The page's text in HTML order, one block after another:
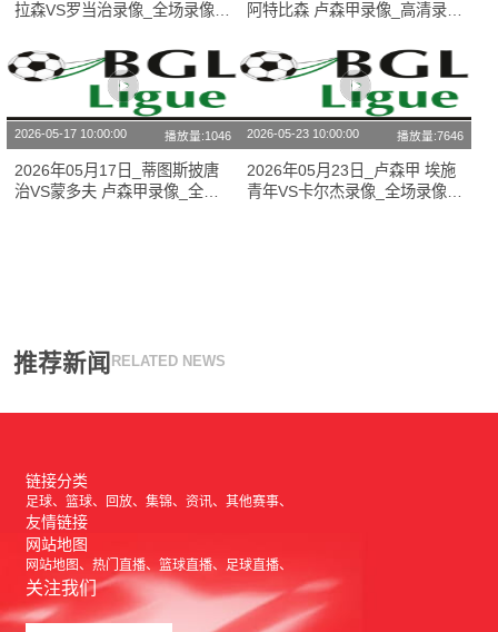
拉森VS罗当治录像_全场录像
阿特比森 卢森甲录像_高清录像
2026-05-17 10:00:00 播放量:1046
2026年05月17日_蒂图斯披唐
治VS蒙多夫 卢森甲录像_全场
2026-05-23 10:00:00 播放量:7646
2026年05月23日_卢森甲 埃施
青年VS卡尔杰录像_全场录像
推荐新闻 RELATED NEWS
链接分类
足球 篮球 回放 集锦 资讯 其他赛事
友情链接
网站地图
网站地图 热门直播 篮球直播 足球直播
关注我们